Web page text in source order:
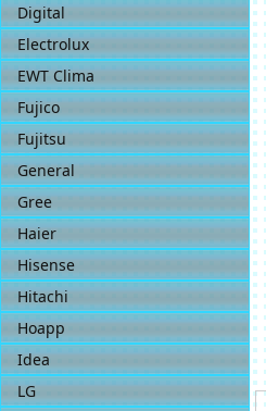
Digital
Electrolux
EWT Clima
Fujico
Fujitsu
General
Gree
Haier
Hisense
Hitachi
Hoapp
Idea
LG